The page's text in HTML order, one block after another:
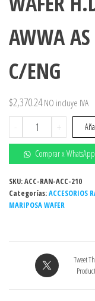
AWWA
C/ENG
$2,370.24 NO incluye IVA
-
VÁLVULA
DE
MARIPOSA
WAFER
H.DUCT
20"
250#
DISC
+
Comprar x WhatsApp
SKU:ACC-RAN-ACC-210
Categorías:ACCESORIOS
MARIPOSA WAFER
Tweet
Product